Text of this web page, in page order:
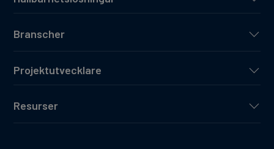
Branscher
Projektutvecklare
Resurser